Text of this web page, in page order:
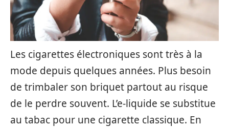
Les cigarettes électroniques sont très à la
mode depuis quelques années. Plus besoin
de trimbaler son briquet partout au risque
de le perdre souvent. L’e-liquide se substitue
au tabac pour une cigarette classique. En